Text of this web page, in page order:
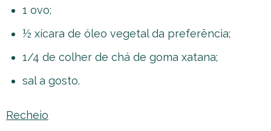
1 ovo;
½ xícara de óleo vegetal da preferência;
1/4 de colher de chá de goma xatana;
sal a gosto.
Recheio